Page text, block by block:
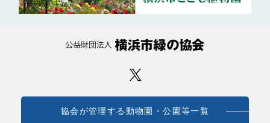
協会が管理する動物園・公園等一覧